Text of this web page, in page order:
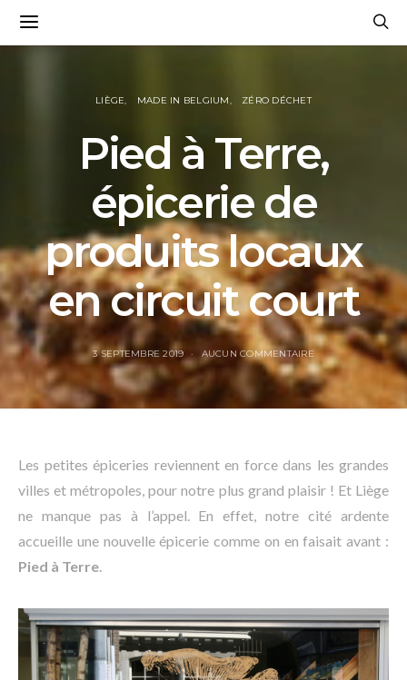
LIÈGE MADE IN BELGIUM ZÉRO DÉCHET
Pied à Terre,
épicerie de
produits locaux
en circuit court
3 SEPTEMBRE 2019 AUCUN COMMENTAIRE
Les petites épiceries reviennent en force dans les grandes
villes et métropoles, pour notre plus grand plaisir ! Et Liège
ne manque pas à l’appel. En effet, notre cité ardente
accueille une nouvelle épicerie comme on en faisait avant :
Pied à Terre.